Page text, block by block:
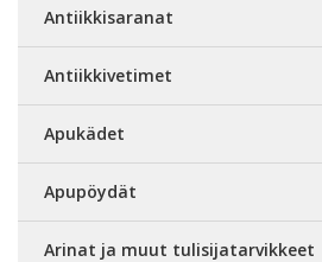
Antiikkisaranat
Antiikkivetimet
Apukädet
Apupöydät
Arinat ja muut tulisijatarvikkeet